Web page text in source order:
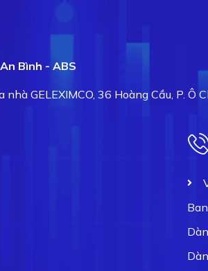
Bình - ABS
GELEXIMCO, 36 Hoàng Cầu, P. Ô